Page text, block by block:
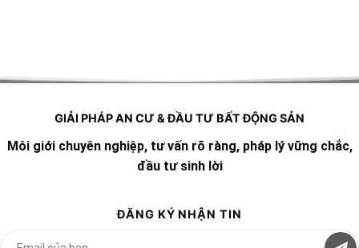
GIẢI PHÁP AN CƯ & ĐẦU TƯ BẤT ĐỘNG SẢN
Môi giới chuyên nghiệp, tư vấn rõ ràng, pháp lý vững chắc,
đầu tư sinh lời
ĐĂNG KÝ NHẬN TIN